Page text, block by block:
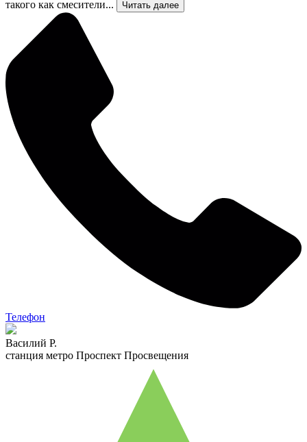
такого как смесители... Читать далее
Телефон
Василий Р.
станция метро Проспект Просвещения